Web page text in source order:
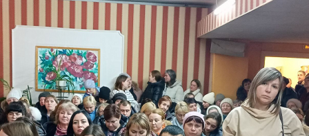
Перейти к основному содержанию